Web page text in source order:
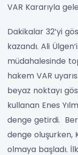
VAR Kararıyla
Dakikalar 32’yi
kazandı. Ali
müdahalesinde
hakem VAR
beyaz noktayı
kullanan Enes
denge getirdi.
denge oluşurken,
olmaya başladı.